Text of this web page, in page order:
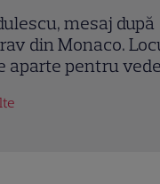
acum Mihaela
Baumgartner. Un
viața lui a apărut